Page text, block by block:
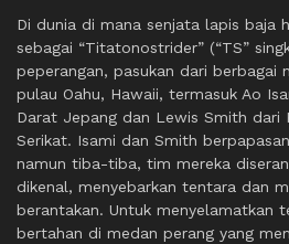
Di dunia di mana senjata lapis baja
sebagai “Titatonostrider” (“TS”
peperangan, pasukan dari berbagai
pulau Oahu, Hawaii, termasuk Ao
Darat Jepang dan Lewis Smith dari
Serikat. Isami dan Smith
namun tiba-tiba, tim mereka
dikenal, menyebarkan tentara dan
berantakan. Untuk menyelamatkan
bertahan di medan perang yang